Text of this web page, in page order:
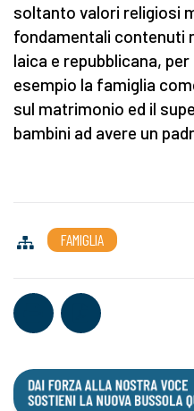
soltanto valori religiosi
fondamentali contenuti
laica e repubblicana,
esempio la famiglia
sul matrimonio ed il
bambini ad avere un
FAMIGLIA